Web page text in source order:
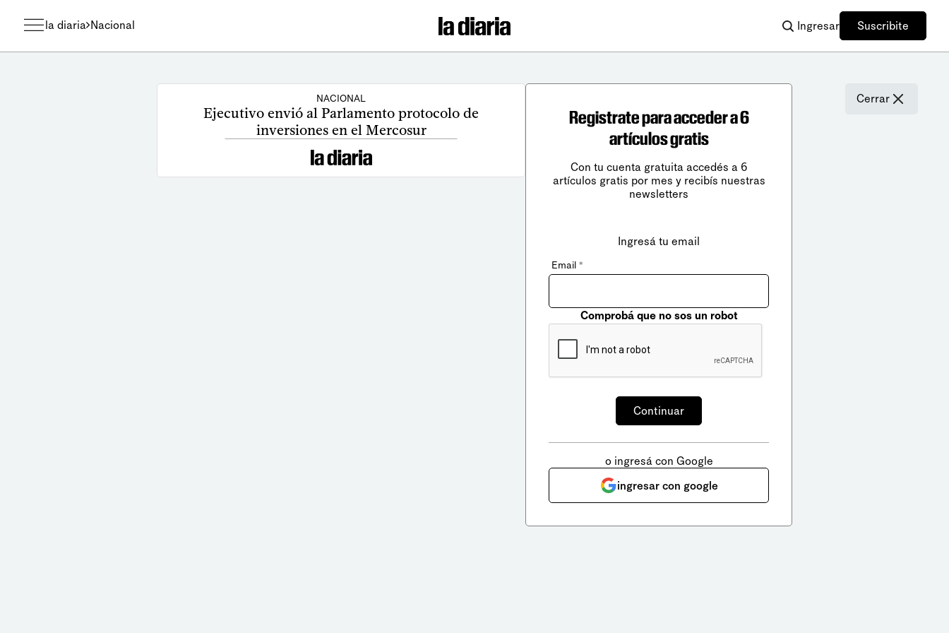
la diaria Nacional Ingresar Suscribite
NACIONAL
Ejecutivo envió al Parlamento protocolo de
inversiones en el Mercosur
Cerrar
Registrate para acceder a 6
artículos gratis
Con tu cuenta gratuita accedés a 6
artículos gratis por mes y recibís nuestras
newsletters
Ingresá tu email
Email *
Comprobá que no sos un robot
o ingresá con Google
ingresar con google